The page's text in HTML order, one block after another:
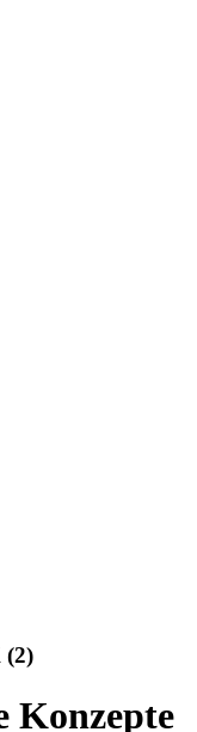
(2)
Konzepte